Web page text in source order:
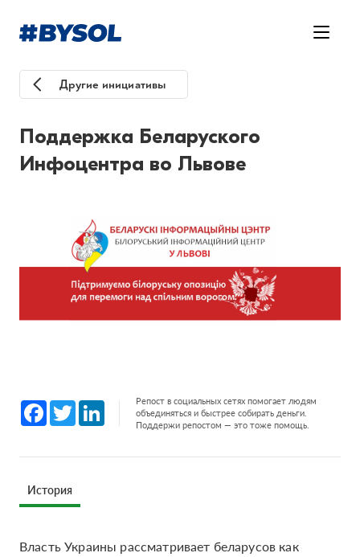
Другие инициативы
Поддержка Беларуского
Инфоцентра во Львове
Facebook
Twitter LinkedInРепост в социальных сетях помогает людям
объединяться и быстрее собирать деньги.
Поддержи репостом — это тоже помощь.
История
Власть Украины рассматривает беларусов как